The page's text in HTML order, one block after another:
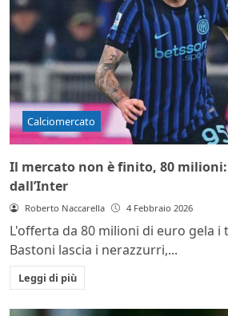
Calciomercato
Il mercato non è finito, 80
dall’Inter
Roberto Naccarella 4 Febbraio 2026
L'offerta da 80 milioni di euro gela
Bastoni lascia i nerazzurri,...
Leggi di più